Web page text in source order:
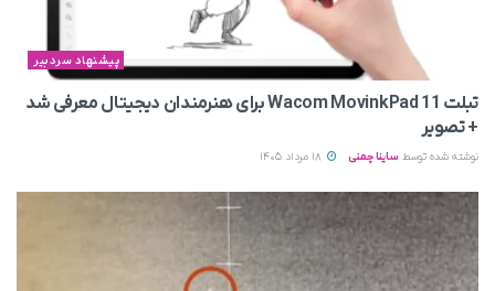
پیشنهاد سردبیر
تبلت Wacom MovinkPad 11 برای هنرمندان دیجیتال معرفی شد
+ تصویر
نوشته شده توسط ساینا چمنی